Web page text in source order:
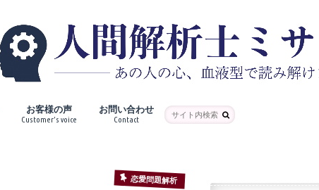
お客様の声
Customer’s voice
お問い合わせ
Contact
恋愛問題解析